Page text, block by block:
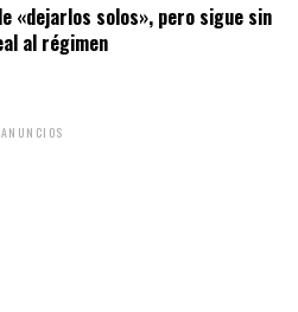
«dejarlos solos», pero sigue sin
al régimen
ANUNCIOS